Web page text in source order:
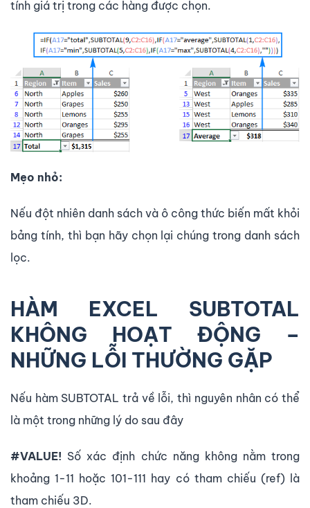
tính giá trị trong các hàng được chọn.
Mẹo nhỏ:
Nếu đột nhiên danh sách và ô công thức biến mất khỏi
bảng tính, thì bạn hãy chọn lại chúng trong danh sách
lọc.
HÀM EXCEL SUBTOTAL
KHÔNG HOẠT ĐỘNG –
NHỮNG LỖI THƯỜNG GẶP
Nếu hàm SUBTOTAL trả về lỗi, thì nguyên nhân có thể
là một trong những lý do sau đây
#VALUE! Số xác định chức năng không nằm trong
khoảng 1-11 hoặc 101-111 hay có tham chiếu (ref) là
tham chiếu 3D.